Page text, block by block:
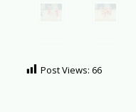
Post Views: 66